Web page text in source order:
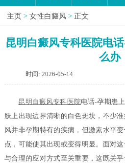
主页 > 女性白癜风 > 正文
昆明白癜风专科医院电
么办
时间: 2026-05-14
昆明白癜风专科医院电话-孕期患
肤上出现边界清晰的白色斑块，不少
风并非孕期特有的疾病，但激素水平
点，可能使其出现或变得明显。面对
与合理的应对方式至关重要，这既关